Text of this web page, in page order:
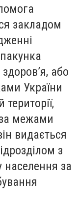
закладом
або
України
межами
видається
з
населення за